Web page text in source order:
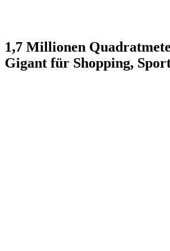
1,7 Millionen
Gigant für Shopping,